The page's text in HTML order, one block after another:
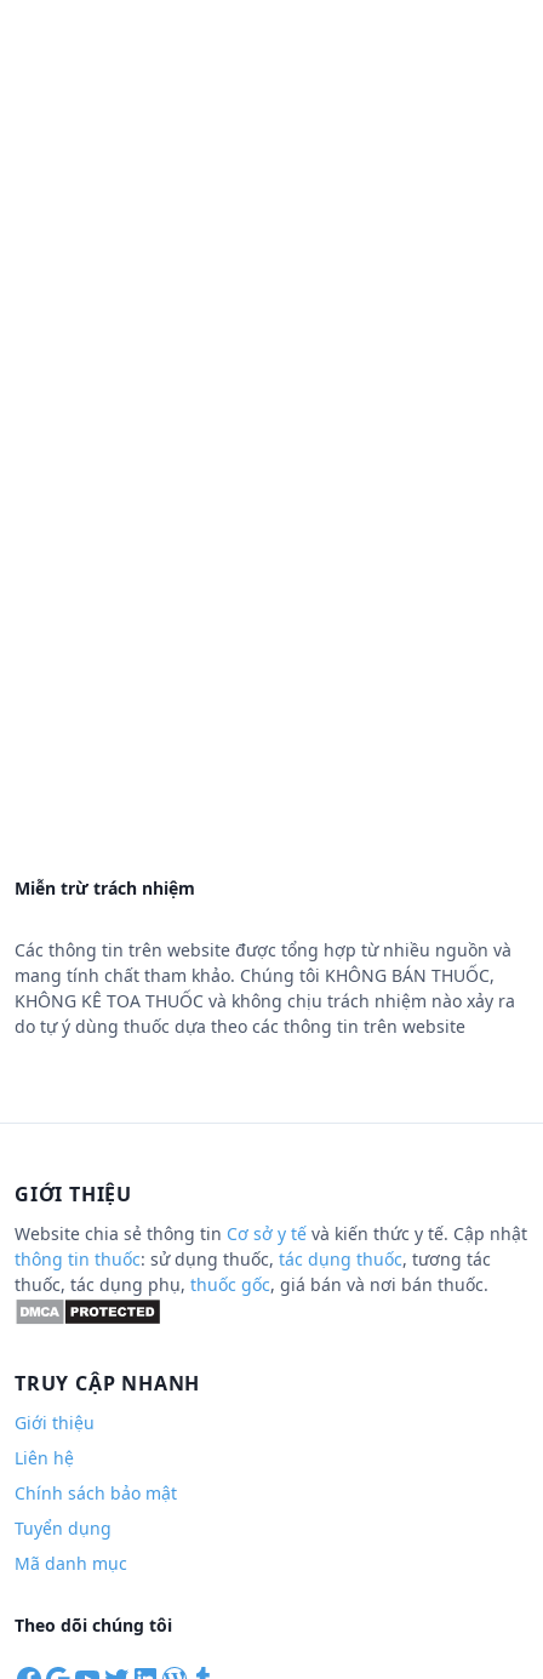
Miễn trừ trách nhiệm
Các thông tin trên website được tổng hợp từ nhiều nguồn và
mang tính chất tham khảo. Chúng tôi KHÔNG BÁN THUỐC,
KHÔNG KÊ TOA THUỐC và không chịu trách nhiệm nào xảy ra
do tự ý dùng thuốc dựa theo các thông tin trên website
GIỚI THIỆU
Website chia sẻ thông tin Cơ sở y tế và kiến thức y tế. Cập nhật
thông tin thuốc: sử dụng thuốc, tác dụng thuốc, tương tác
thuốc, tác dụng phụ, thuốc gốc, giá bán và nơi bán thuốc.
TRUY CẬP NHANH
Giới thiệu
Liên hệ
Chính sách bảo mật
Tuyển dụng
Mã danh mục
Theo dõi chúng tôi